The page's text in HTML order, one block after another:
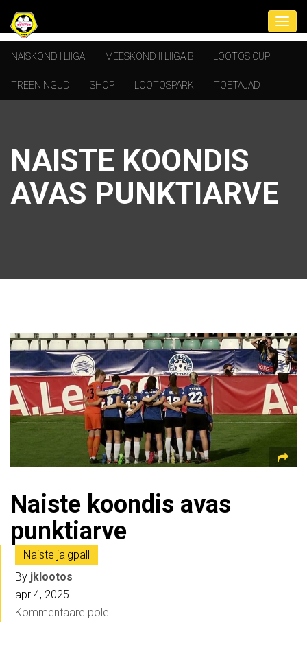
NAISKOND I LIIGA MEESKOND II LIIGA B LOOTOS CUP
TREENINGUD SHOP LOOTOSPARK TOETAJAD
NAISTE KOONDIS
AVAS PUNKTIARVE
Naiste koondis avas
punktiarve
Naiste jalgpall
By jklootos
apr 4, 2025
Kommentaare pole